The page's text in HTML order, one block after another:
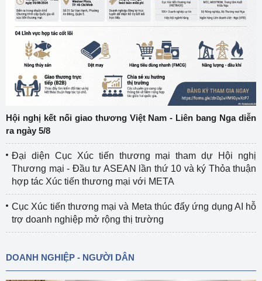
Hội nghị kết nối giao thương Việt Nam - Liên bang Nga diễn
ra ngày 5/8
Đại diện Cục Xúc tiến thương mại tham dự Hội nghị
Thương mại - Đầu tư ASEAN lần thứ 10 và ký Thỏa thuận
hợp tác Xúc tiến thương mại với META
Cục Xúc tiến thương mại và Meta thúc đẩy ứng dụng AI hỗ
trợ doanh nghiệp mở rộng thị trường
DOANH NGHIỆP - NGƯỜI DÂN